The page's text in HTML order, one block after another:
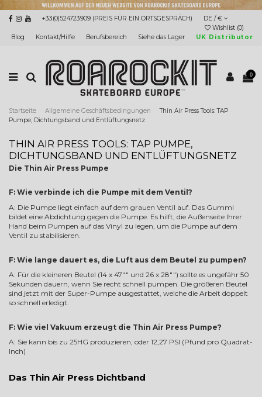
+33(0)524723909 (PREIS FÜR EIN ORTSGESPRÄCH)
DE / €
Wishlist (0)
Blog
Kontakt/Hilfe Berufsbereich Siehe das Lager UK Distributor
0
Startseite Allgemeine Geschäftsbedingungen
Thin Air Press Tools: TAP
Pumpe, Dichtungsband und Entlüftungsnetz
THIN AIR PRESS TOOLS: TAP PUMPE,
DICHTUNGSBAND UND ENTLÜFTUNGSNETZ
Die Thin Air Press Pumpe
F: Wie verbinde ich die Pumpe mit dem Ventil?
A: Die Pumpe liegt einfach auf dem grauen Ventil auf. Das Gummi
bildet eine Abdichtung gegen die Pumpe. Es hilft, die Außenseite Ihrer
Hand beim Pumpen auf das Vinyl zu legen, um die Pumpe auf dem
Ventil zu stabilisieren.
F: Wie lange dauert es, die Luft aus dem Beutel zu pumpen?
A: Für die kleineren Beutel (14 x 47"" und 26 x 28"") sollte es ungefähr 50
Sekunden dauern, wenn Sie recht schnell pumpen. Die größeren Beutel
sind jetzt mit der Super-Pumpe ausgestattet, welche die Arbeit doppelt
so schnell erledigt.
F: Wie viel Vakuum erzeugt die Thin Air Press Pumpe?
A: Sie kann bis zu 25HG produzieren, oder 12,27 PSI (Pfund pro Quadrat-
Inch)
Das Thin Air Press Dichtband